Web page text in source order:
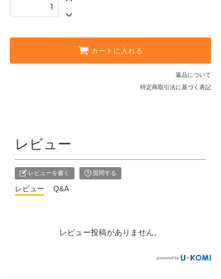
SOLD OUT
ガーネット（赤）
カーネリアン（オレンジ）
SOLD OUT
ガーネット（赤）
カーネリアン（オレンジ）
カートに入れる
返品について
特定商取引法に基づく表記
レビュー
レビューを書く 質問する
レビュー Q&A
レビュー投稿がありません。